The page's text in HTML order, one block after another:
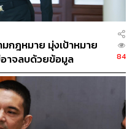
ปกป้องสถาบันฯ ว่าไม่
การมาถ่าย การมา
ได้เรียนรู้การสำนึกรักแผ่น
กษัตริย์มากยิ่งขึ้น
มประชาชนปกป้องสถาบัน
ร กองบัญชาการกองทัพ
มพล ศรีสวัสดิ์ ผู้บัญชาการ
กฎหมาย มุ่งเป้าหมาย
อาจลบด้วยข้อมูล
84